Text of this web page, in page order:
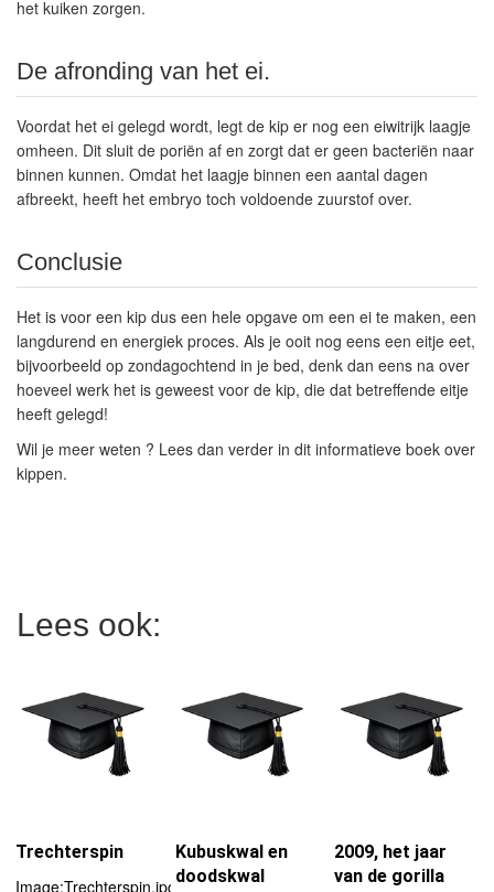
het kuiken zorgen.
De afronding van het ei.
Voordat het ei gelegd wordt, legt de kip er nog een eiwitrijk laagje
omheen. Dit sluit de poriën af en zorgt dat er geen bacteriën naar
binnen kunnen. Omdat het laagje binnen een aantal dagen
afbreekt, heeft het embryo toch voldoende zuurstof over.
Conclusie
Het is voor een kip dus een hele opgave om een ei te maken, een
langdurend en energiek proces. Als je ooit nog eens een eitje eet,
bijvoorbeeld op zondagochtend in je bed, denk dan eens na over
hoeveel werk het is geweest voor de kip, die dat betreffende eitje
heeft gelegd!
Wil je meer weten ? Lees dan verder in dit informatieve boek over
kippen.
Lees ook:
Trechterspin
Image:Trechterspin.jpg|150px
Kubuskwal en
doodskwal
2009, het jaar
van de gorilla